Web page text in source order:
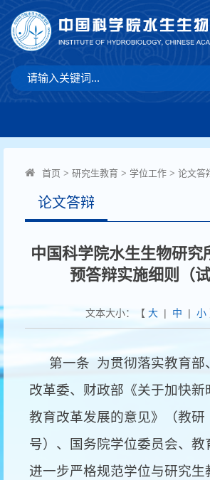
首页 > 研究生教育 > 学位工作 > 论文答
论文答辩
中国科学院水生生物研究
预答辩实施细则（试
文本大小：【 大| 中 | 小
第一条 为贯彻落实教育部
改革委、财政部《关于加快新
教育改革发展的意见》（教研
号）、国务院学位委员会、教
进一步严格规范学位与研究生